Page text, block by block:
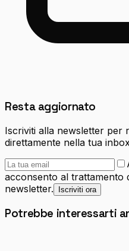
Resta aggiornato
Iscriviti alla newsletter per
direttamente nella tua
acconsento al trattamento
newsletter.
Iscriviti ora
Potrebbe interessarti